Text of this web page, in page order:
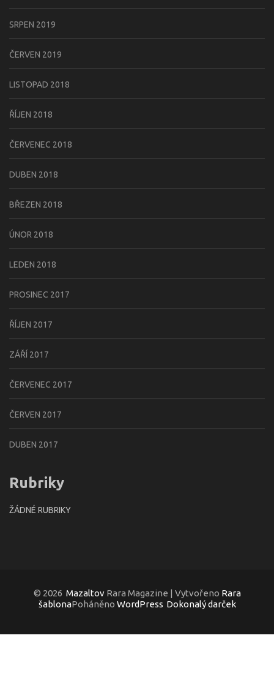
SRPEN 2019
ČERVEN 2019
LISTOPAD 2018
ŘÍJEN 2018
ČERVENEC 2018
DUBEN 2018
BŘEZEN 2018
ÚNOR 2018
LEDEN 2018
PROSINEC 2017
ŘÍJEN 2017
ZÁŘÍ 2017
ČERVENEC 2017
ČERVEN 2017
DUBEN 2017
Rubriky
ŽÁDNÉ RUBRIKY
© 2026 MazaltovRara Magazine | Vytvořeno Rara
šablonaPoháněno WordPress Dokonalý darček